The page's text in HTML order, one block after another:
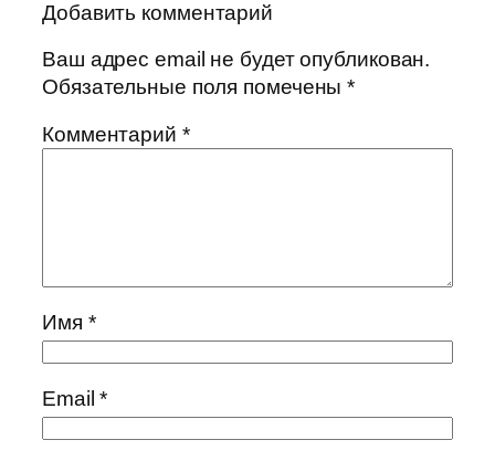
Добавить комментарий
Ваш адрес email не будет опубликован.
Обязательные поля помечены*
Комментарий *
Имя *
Email*